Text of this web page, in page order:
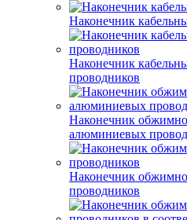
Наконечник
Наконечник
проводников
Наконечник
алюминиевых
Наконечник
проводников